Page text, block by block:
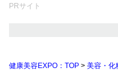
PRサイト
健康美容EXPO：TOP > 美容・化